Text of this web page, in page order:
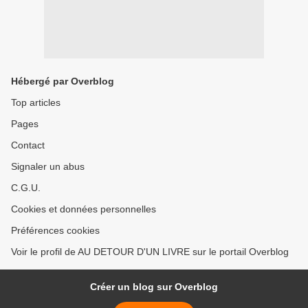
Hébergé par Overblog
Top articles
Pages
Contact
Signaler un abus
C.G.U.
Cookies et données personnelles
Préférences cookies
Voir le profil de AU DETOUR D'UN LIVRE sur le portail Overblog
Créer un blog sur Overblog